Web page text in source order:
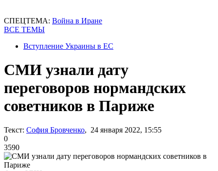
СПЕЦТЕМА: Война в Иране
ВСЕ ТЕМЫ
Вступление Украины в ЕС
СМИ узнали дату
переговоров нормандских
советников в Париже
Текст: София Бровченко, 24 января 2022, 15:55
0
3590